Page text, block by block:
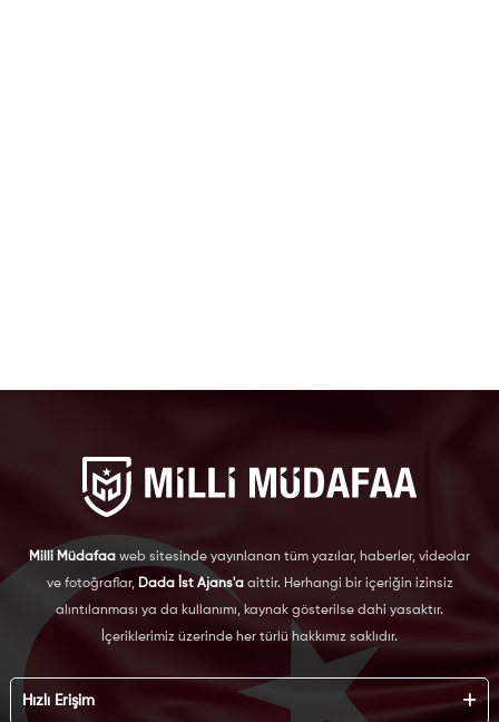
Milli Müdafaa web sitesinde yayınlanan tüm yazılar, haberler, videolar
ve fotoğraflar, Dada İst Ajans'aaittir. Herhangi bir içeriğin izinsiz
alıntılanması ya da kullanımı, kaynak gösterilse dahi yasaktır.
İçeriklerimiz üzerinde her türlü hakkımız saklıdır.
Hızlı Erişim